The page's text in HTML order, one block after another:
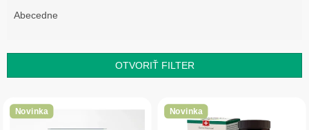
p
o
d
Abecedne
OTVORIŤ FILTER
ý Novinka Novinka